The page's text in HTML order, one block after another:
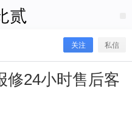
关注 私信
修24小时售后客